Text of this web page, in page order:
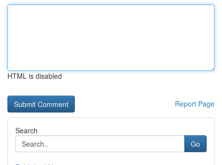
HTML is disabled
Report Page
Search
Go